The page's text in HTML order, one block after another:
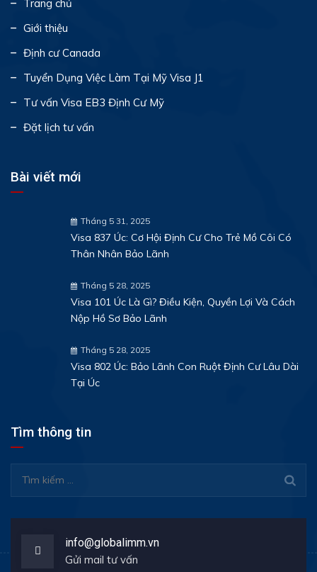
Trang chủ
Giới thiệu
Định cư Canada
Tuyển Dụng Việc Làm Tại Mỹ Visa J1
Tư vấn Visa EB3 Định Cư Mỹ
Đặt lịch tư vấn
Bài viết mới
Tháng 5 31, 2025
Visa 837 Úc: Cơ Hội Định Cư Cho Trẻ Mồ Côi Có
Thân Nhân Bảo Lãnh
Tháng 5 28, 2025
Visa 101 Úc Là Gì? Điều Kiện, Quyền Lợi Và Cách
Nộp Hồ Sơ Bảo Lãnh
Tháng 5 28, 2025
Visa 802 Úc: Bảo Lãnh Con Ruột Định Cư Lâu Dài
Tại Úc
Tìm thông tin
info@globalimm.vn
Gửi mail tư vấn